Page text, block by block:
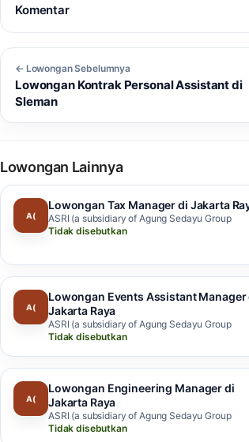
Komentar
← Lowongan Sebelumnya
Lowongan Kontrak Personal Assistant di
Sleman
Lowongan Lainnya
A(
Lowongan Tax Manager di Jakarta
ASRI (a subsidiary of Agung Sedayu Group
Tidak disebutkan
A(
Lowongan Events Assistant Manager
Jakarta Raya
ASRI (a subsidiary of Agung Sedayu Group
Tidak disebutkan
A(
Lowongan Engineering Manager di
Jakarta Raya
ASRI (a subsidiary of Agung Sedayu Group
Tidak disebutkan